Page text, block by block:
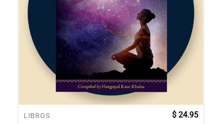
LIBROS $ 24.95